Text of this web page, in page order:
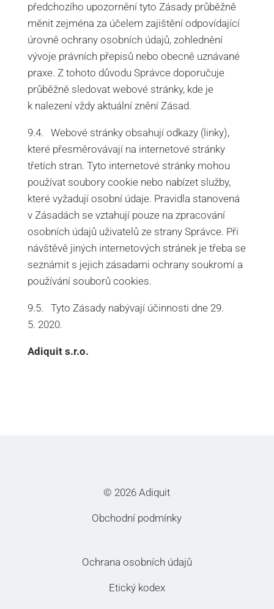
předchozího upozornění tyto Zásady průběžně
měnit zejména za účelem zajištění odpovídající
úrovně ochrany osobních údajů, zohlednění
vývoje právních přepisů nebo obecně uznávané
praxe. Z tohoto důvodu Správce doporučuje
průběžně sledovat webové stránky, kde je
k nalezení vždy aktuální znění Zásad.
9.4. Webové stránky obsahují odkazy (linky),
které přesměrovávají na internetové stránky
třetích stran. Tyto internetové stránky mohou
používat soubory cookie nebo nabízet služby,
které vyžadují osobní údaje. Pravidla stanovená
v Zásadách se vztahují pouze na zpracování
osobních údajů uživatelů ze strany Správce. Při
návštěvě jiných internetových stránek je třeba se
seznámit s jejich zásadami ochrany soukromí a
používání souborů cookies.
9.5. Tyto Zásady nabývají účinnosti dne 29.
5. 2020.
Adiquit s.r.o.
© 2026 Adiquit
Obchodní podmínky
Ochrana osobních údajů
Etický kodex